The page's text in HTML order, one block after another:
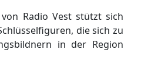
Radio Vest stützt sich
die sich zu
in der Region